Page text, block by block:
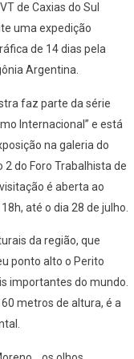
de Caxias do Sul
uma expedição
de 14 dias pela
Argentina.
faz parte da série
Internacional” e está
na galeria do
2 do Foro Trabalhista de
é aberta ao
até o dia 28 de julho.
da região, que
ponto alto o Perito
importantes do mundo.
metros de altura, é a